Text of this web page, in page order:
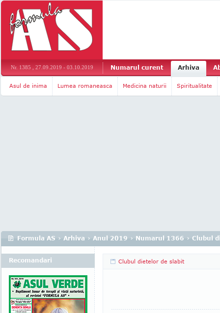
Nr. 1385 , 27.09.2019 - 03.10.2019 Numarul curent Arhiva
Asul de inima Lumea romaneasca Medicina naturii Spiritualitate
Formula AS › Arhiva › Anul 2019 › Numarul 1366 › Clubul
Clubul dietelor de slabit
Recomandari